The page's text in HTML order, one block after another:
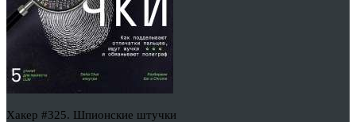
Хакер #325. Шпионские штучки